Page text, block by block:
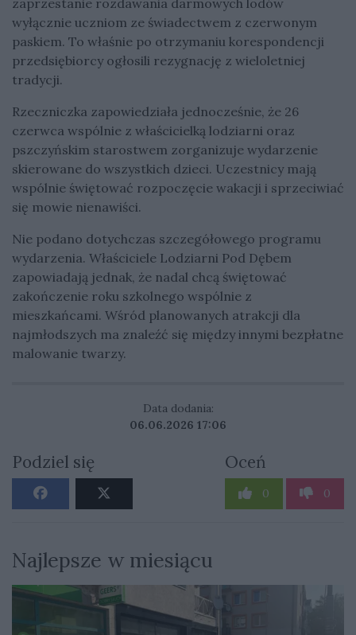
zaprzestanie rozdawania darmowych lodów
wyłącznie uczniom ze świadectwem z czerwonym
paskiem. To właśnie po otrzymaniu korespondencji
przedsiębiorcy ogłosili rezygnację z wieloletniej
tradycji.
Rzeczniczka zapowiedziała jednocześnie, że 26
czerwca wspólnie z właścicielką lodziarni oraz
pszczyńskim starostwem zorganizuje wydarzenie
skierowane do wszystkich dzieci. Uczestnicy mają
wspólnie świętować rozpoczęcie wakacji i sprzeciwiać
się mowie nienawiści.
Nie podano dotychczas szczegółowego programu
wydarzenia. Właściciele Lodziarni Pod Dębem
zapowiadają jednak, że nadal chcą świętować
zakończenie roku szkolnego wspólnie z
mieszkańcami. Wśród planowanych atrakcji dla
najmłodszych ma znaleźć się między innymi bezpłatne
malowanie twarzy.
Data dodania:
06.06.2026 17:06
Podziel się Oceń
0 0
Najlepsze w miesiącu